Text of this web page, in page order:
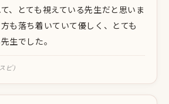
、とても視えている先生だと思いま
も落ち着いていて優しく、とても
生でした。
ピ）